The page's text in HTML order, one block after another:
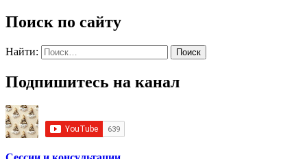
Поиск по сайту
Найти:
Подпишитесь на канал